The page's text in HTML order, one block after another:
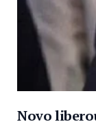
Novo